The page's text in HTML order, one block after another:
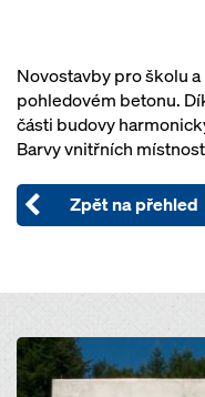
Novostavby pro školu
pohledovém betonu.
části budovy
Barvy vnitřních
Zpět na přehled
Open